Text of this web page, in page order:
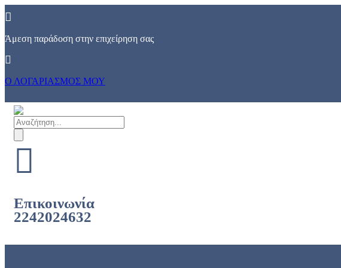
to
Άμεση παράδοση στην επιχείρηση σας
Ο ΛΟΓΑΡΙΑΣΜΟΣ ΜΟΥ
Products
search
Επικοινωνία
2242024632